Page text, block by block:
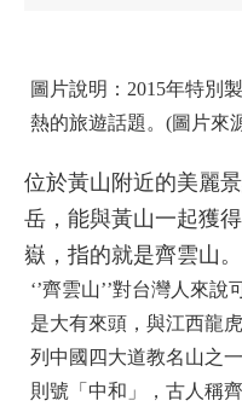
圖片說明：2015年特別
熱的旅遊話題。(圖片來
位於黃山附近的美麗
岳，能與黃山一起獲
嶽，指的就是齊雲山。
‘’齊雲山’’對台灣人來
是大有來頭，與江西龍
列中國四大道教名山之
則號「中和」，古人稱